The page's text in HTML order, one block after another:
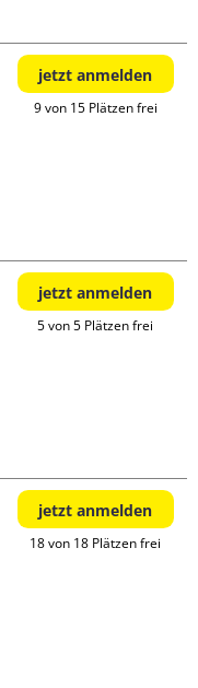
jetzt anmelden
9 von 15 Plätzen frei
jetzt anmelden
5 von 5 Plätzen frei
jetzt anmelden
18 von 18 Plätzen frei